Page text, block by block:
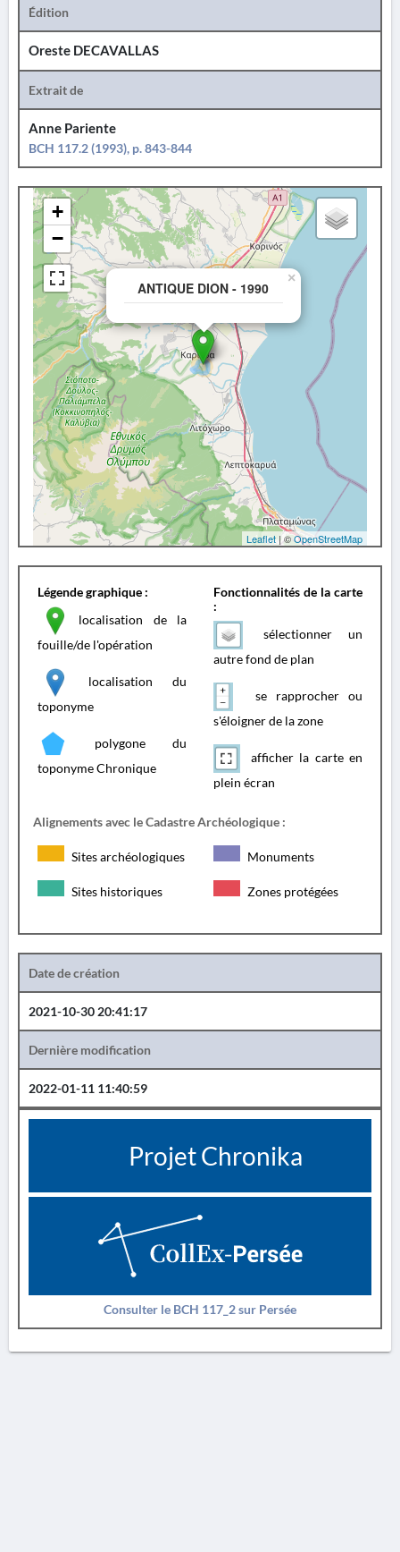
Édition
Oreste DECAVALLAS
Extrait de
Anne Pariente
BCH 117.2 (1993), p. 843-844
ANTIQUE DION - 1990
×
+
−
Leaflet | ©OpenStreetMap
Légende graphique :
localisation de la
fouille/de l'opération
localisation du
toponyme
polygone du
toponyme Chronique
Fonctionnalités de la carte
:
sélectionner un
autre fond de plan
se rapprocher ou
s'éloigner de la zone
afficher la carte en
plein écran
Alignements avec le Cadastre Archéologique :
Sites archéologiques Monuments
Sites historiques Zones protégées
Date de création
2021-10-30 20:41:17
Dernière modification
2022-01-11 11:40:59
Projet Chronika
Consulter le BCH 117_2 sur Persée